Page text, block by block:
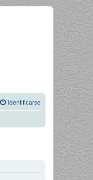
Identificarse